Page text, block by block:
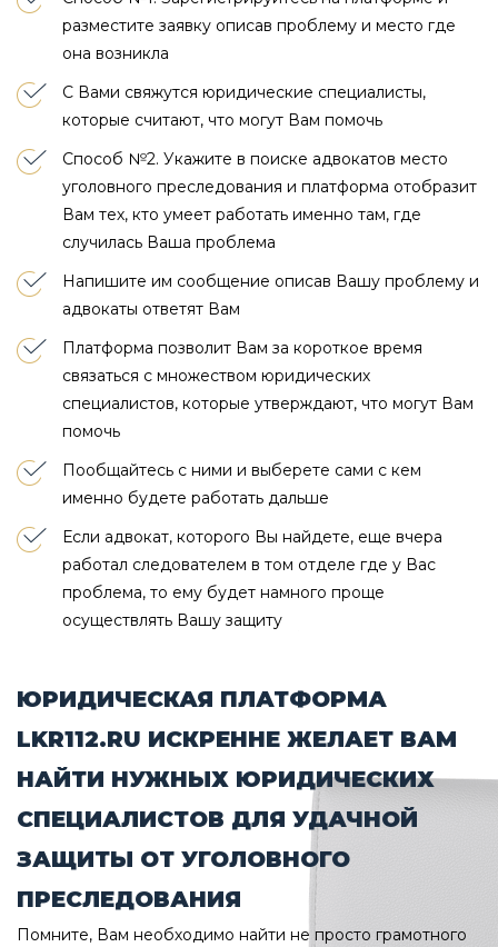
разместите заявку описав проблему и место где
она возникла
С Вами свяжутся юридические специалисты,
которые считают, что могут Вам помочь
Способ №2. Укажите в поиске адвокатов место
уголовного преследования и платформа отобразит
Вам тех, кто умеет работать именно там, где
случилась Ваша проблема
Напишите им сообщение описав Вашу проблему и
адвокаты ответят Вам
Платформа позволит Вам за короткое время
связаться с множеством юридических
специалистов, которые утверждают, что могут Вам
помочь
Пообщайтесь с ними и выберете сами с кем
именно будете работать дальше
Если адвокат, которого Вы найдете, еще вчера
работал следователем в том отделе где у Вас
проблема, то ему будет намного проще
осуществлять Вашу защиту
ЮРИДИЧЕСКАЯ ПЛАТФОРМА
LKR112.RU ИСКРЕННЕ ЖЕЛАЕТ ВАМ
НАЙТИ НУЖНЫХ ЮРИДИЧЕСКИХ
СПЕЦИАЛИСТОВ ДЛЯ УДАЧНОЙ
ЗАЩИТЫ ОТ УГОЛОВНОГО
ПРЕСЛЕДОВАНИЯ
Помните, Вам необходимо найти не просто грамотного